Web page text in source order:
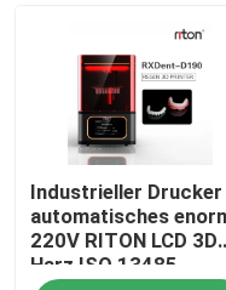
Industrieller Drucker
automatisches
220V RITON LCD 3D
Harz ISO 13485